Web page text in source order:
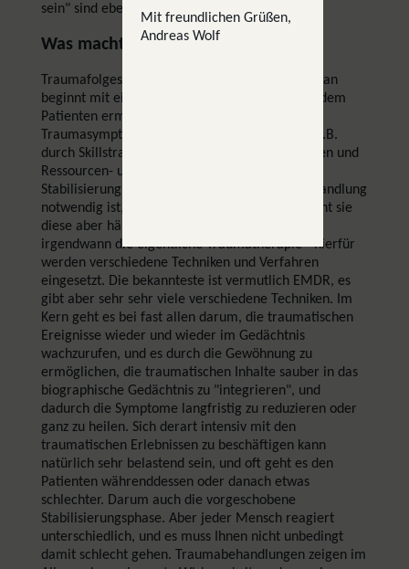
sein" sind ebenfalls häufig.
Was macht man da?
Traumafolgestörungen sind gut behandelbar. Man
beginnt mit einer Phase der Stabilisierung, die dem
Patienten ermöglichen soll, mit den
Traumasymptomen besser zurechtzukommen, z.B.
durch Skillstraining, Bearbeiten von Schuldfragen und
Ressourcen- und Aktivitätsaufbau. Ob eine
Stabilisierung für eine erfolgreiche Traumabehandlung
notwendig ist, ist umstritten. Angenehmer macht sie
diese aber häufig schon. In jedem Fall beginnt
irgendwann die eigentliche Traumatherapie - hierfür
werden verschiedene Techniken und Verfahren
eingesetzt. Die bekannteste ist vermutlich EMDR, es
gibt aber sehr sehr viele verschiedene Techniken. Im
Kern geht es bei fast allen darum, die traumatischen
Ereignisse wieder und wieder im Gedächtnis
wachzurufen, und es durch die Gewöhnung zu
ermöglichen, die traumatischen Inhalte sauber in das
biographische Gedächtnis zu "integrieren", und
dadurch die Symptome langfristig zu reduzieren oder
ganz zu heilen. Sich derart intensiv mit den
traumatischen Erlebnissen zu beschäftigen kann
natürlich sehr belastend sein, und oft geht es den
Patienten währenddessen oder danach etwas
schlechter. Darum auch die vorgeschobene
Stabilisierungsphase. Aber jeder Mensch reagiert
unterschiedlich, und es muss Ihnen nicht unbedingt
damit schlecht gehen. Traumabehandlungen zeigen im
Mit freundlichen Grüßen,
Andreas Wolf